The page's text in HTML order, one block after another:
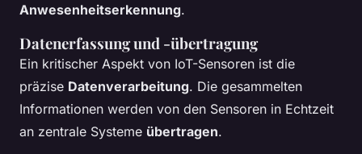
Anwesenheitserkennung.
Datenerfassung und -übertragung
Ein kritischer Aspekt von IoT-Sensoren ist die
präzise Datenverarbeitung. Die gesammelten
Informationen werden von den Sensoren in Echtzeit
an zentrale Systeme übertragen.